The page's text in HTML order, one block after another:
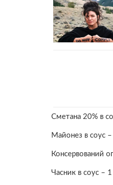
Сметана 20% в
Майонез в соус
Консервований
Часник в соус –